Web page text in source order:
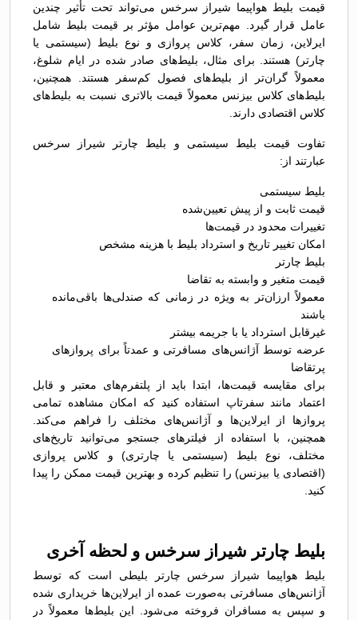
قیمت بلیط هواپیما شیراز سرخس می‌تواند تحت تأثیر چندین
عامل قرار گیرد. مهم‌ترین عوامل مؤثر بر قیمت بلیط شامل
ایرلاین، زمان سفر، کلاس پروازی و نوع بلیط (سیستمی یا
چارتر) هستند. برای مثال، بلیط‌های صادر شده در ایام شلوغ،
معمولاً گران‌تر از بلیط‌های فصول کم‌سفر هستند. همچنین،
بلیط‌های کلاس بیزنس معمولاً قیمت بالاتری نسبت به بلیط‌های
کلاس اقتصادی دارند.
تفاوت قیمت بلیط سیستمی و بلیط چارتر شیراز سرخس
عبارتند از:
بلیط سیستمی
قیمت ثابت و از پیش تعیین‌شده
تغییرات محدود در قیمت‌ها
امکان تغییر تاریخ و استرداد بلیط با هزینه مشخص
بلیط چارتر
قیمت متغیر و وابسته به تقاضا
معمولاً ارزان‌تر به ویژه در زمانی که صندلی‌ها باقی‌مانده
باشند
غیرقابل استرداد یا با جریمه بیشتر
عرضه توسط آژانس‌های مسافرتی و عمدتاً برای پروازهای
پرتقاضا
برای مقایسه قیمت‌ها، ابتدا باید از پلتفرم‌های معتبر و قابل
اعتماد مانند سفرتاپ استفاده کنید که امکان مشاهده تمامی
پروازها از ایرلاین‌ها و آژانس‌های مختلف را فراهم می‌کند.
همچنین، با استفاده از فیلترهای جستجو می‌توانید تاریخ‌های
مختلف، نوع بلیط (سیستمی یا چارتری) و کلاس پروازی
(اقتصادی یا بیزنس) را تنظیم کرده و بهترین قیمت ممکن را پیدا
کنید.
بلیط چارتر شیراز سرخس و لحظه آخری
بلیط هواپیما شیراز سرخس چارتر بلیطی است که توسط
آژانس‌های مسافرتی به‌صورت عمده از ایرلاین‌ها خریداری شده
و سپس به مسافران فروخته می‌شود. این بلیط‌ها معمولاً در